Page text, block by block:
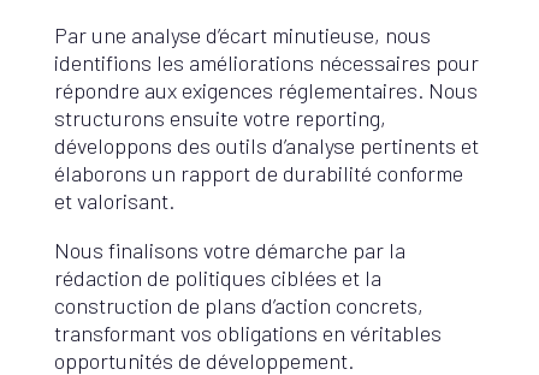
Par une analyse d’écart minutieuse, nous
identifions les améliorations nécessaires pour
répondre aux exigences réglementaires. Nous
structurons ensuite votre reporting,
développons des outils d’analyse pertinents et
élaborons un rapport de durabilité conforme
et valorisant.
Nous finalisons votre démarche par la
rédaction de politiques ciblées et la
construction de plans d’action concrets,
transformant vos obligations en véritables
opportunités de développement.